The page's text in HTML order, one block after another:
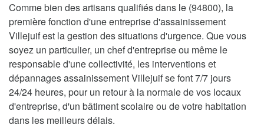
Comme bien des artisans qualifiés dans le (94800), la
première fonction d'une entreprise d'assainissement
Villejuif est la gestion des situations d'urgence. Que vous
soyez un particulier, un chef d'entreprise ou même le
responsable d'une collectivité, les interventions et
dépannages assainissement Villejuif se font 7/7 jours
24/24 heures, pour un retour à la normale de vos locaux
d'entreprise, d'un bâtiment scolaire ou de votre habitation
dans les meilleurs délais.